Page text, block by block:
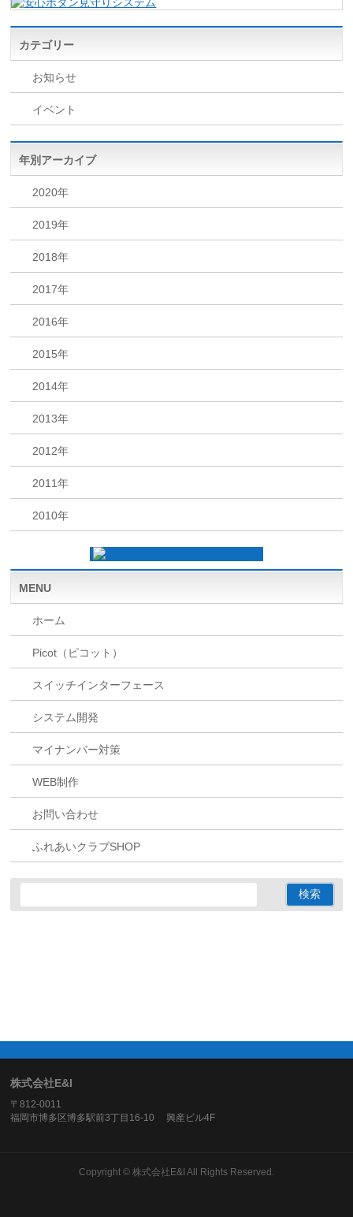
カテゴリー
お知らせ
イベント
年別アーカイブ
2020年
2019年
2018年
2017年
2016年
2015年
2014年
2013年
2012年
2011年
2010年
MENU
ホーム
Picot（ピコット）
スイッチインターフェース
システム開発
マイナンバー対策
WEB制作
お問い合わせ
ふれあいクラブSHOP
株式会社E&I
〒812-0011
福岡市博多区博多駅前3丁目16-10 興産ビル4F
Copyright © 株式会社E&I All Rights Reserved.